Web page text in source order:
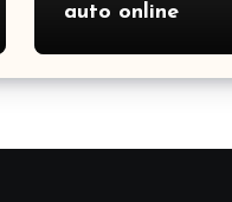
auto online